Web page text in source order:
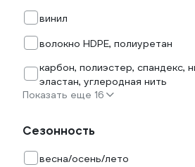
винил
волокно HDPE, полиуретан
карбон, полиэстер, спандекс,
эластан, углеродная нить
Показать еще 16
Сезонность
весна/осень/лето